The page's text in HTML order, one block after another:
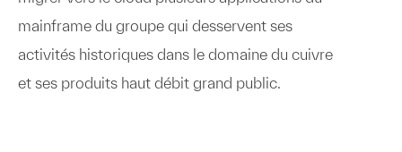
mainframe du groupe qui desservent ses
activités historiques dans le domaine du cuivre
et ses produits haut débit grand public.